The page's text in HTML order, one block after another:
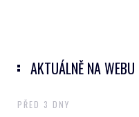
AKTUÁLNĚ NA WEBU
PŘED 3 DNY